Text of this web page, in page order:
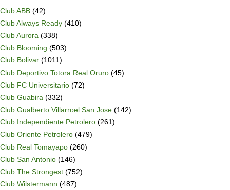
Club ABB (42)
Club Always Ready (410)
Club Aurora (338)
Club Blooming (503)
Club Bolivar (1011)
Club Deportivo Totora Real Oruro (45)
Club FC Universitario (72)
Club Guabira (332)
Club Gualberto Villarroel San Jose (142)
Club Independiente Petrolero (261)
Club Oriente Petrolero (479)
Club Real Tomayapo (260)
Club San Antonio (146)
Club The Strongest (752)
Club Wilstermann (487)